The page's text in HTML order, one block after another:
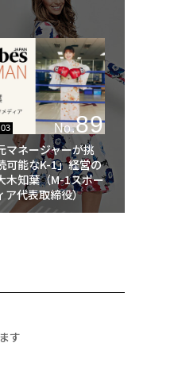
No.89
マネージャーが挑
可能なK-1」経営の
木知葉（M-1スポー
ア代表取締役）
す